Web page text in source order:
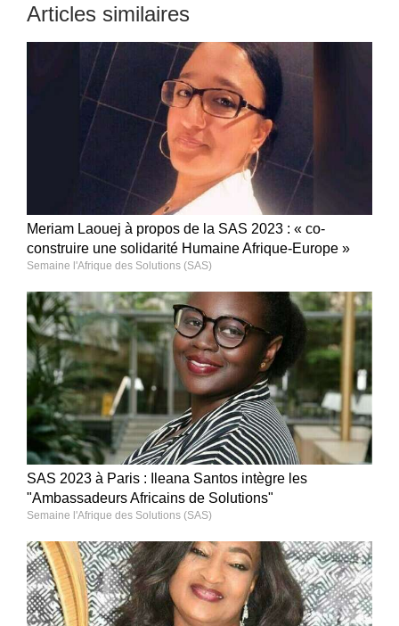
Articles similaires
Meriam Laouej à propos de la SAS 2023 : « co-
construire une solidarité Humaine Afrique-Europe »
Semaine l'Afrique des Solutions (SAS)
SAS 2023 à Paris : Ileana Santos intègre les
"Ambassadeurs Africains de Solutions"
Semaine l'Afrique des Solutions (SAS)